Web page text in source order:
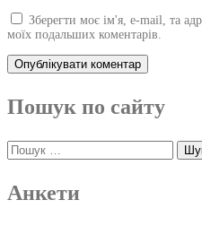
Зберегти моє ім'я, e-mail, та
моїх подальших коментарів.
Пошук по сайту
Пошук:
Анкети